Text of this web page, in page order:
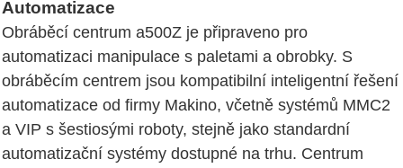
Automatizace
Obráběcí centrum a500Z je připraveno pro
automatizaci manipulace s paletami a obrobky. S
obráběcím centrem jsou kompatibilní inteligentní řešení
automatizace od firmy Makino, včetně systémů MMC2
a VIP s šestiosými roboty, stejně jako standardní
automatizační systémy dostupné na trhu. Centrum